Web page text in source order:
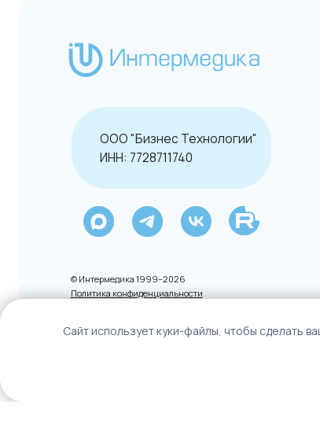
ООО "Бизнес Технологии"
ИНН: 7728711740
© Интермедика 1999–2026
Caйт иcпoльзуeт куки-фaйлы, чтoбы cдeлaть